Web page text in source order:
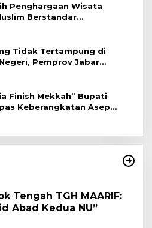
Penghargaan Wisata
Berstandar
Tidak Tertampung di
Pemprov Jabar
Dana Pendidikan
Finish Mekkah” Bupati
Keberangkatan Asep
Tengah TGH MAARIF:
Abad Kedua NU”